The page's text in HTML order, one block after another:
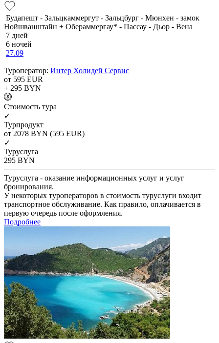
Будапешт - Зальцкаммергут - Зальцбург - Мюнхен - замок
Нойшванштайн + Обераммергау* - Пассау - Дьор - Вена
7 дней
6 ночей
27.09
Туроператор: Интер Холидей Сервис
от 595 EUR
+ 295 BYN
Cтоимость тура
✓
Турпродукт
от 2078 BYN (595 EUR)
✓
Туруслуга
295 BYN
Туруслуга - оказание информационных услуг и услуг
бронирования.
У некоторых туроператоров в стоимость туруслуги входит
транспортное обслуживание. Как правило, оплачивается в
первую очередь после оформления.
Подробнее